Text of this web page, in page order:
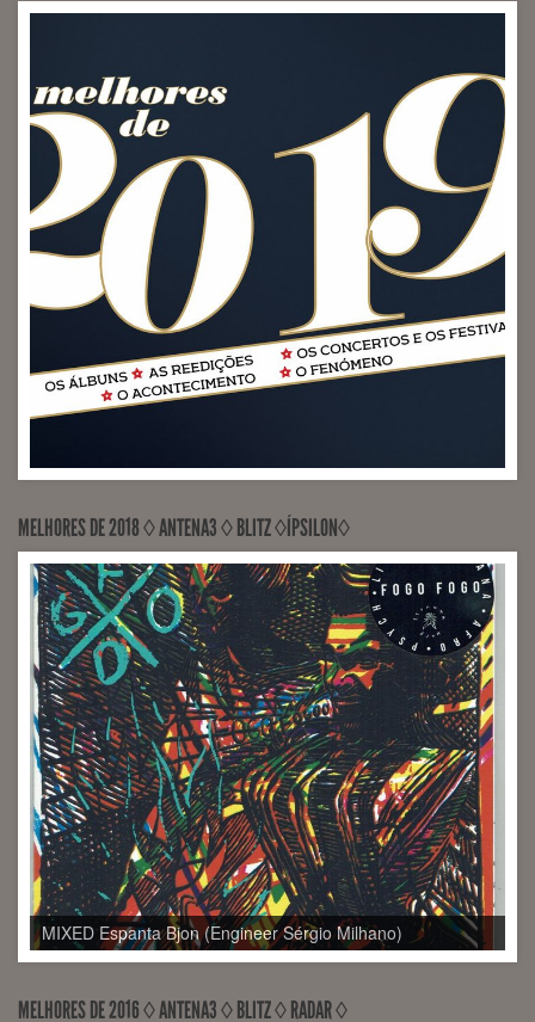
MELHORES DE 2018 ◊ ANTENA3 ◊ BLITZ ◊ÍPSILON◊
MIXED Espanta Bjon (Engineer Sérgio Milhano)
MELHORES DE 2016 ◊ ANTENA3 ◊ BLITZ ◊ RADAR ◊